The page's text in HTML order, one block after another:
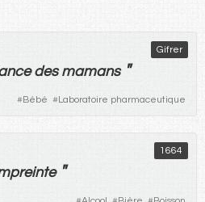
Gifrer
des mamans "
#Bébé #Laboratoire pharmaceutique
1664
"